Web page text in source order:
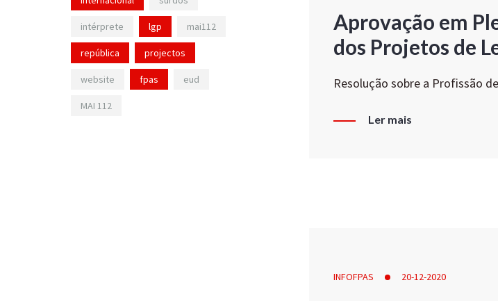
Aprovação em
dos Projetos de
Resolução sobre a Profissão
Ler mais
INFOFPAS 20-12-2020
intérprete lgp mai112
república projectos
website fpas eud
MAI 112